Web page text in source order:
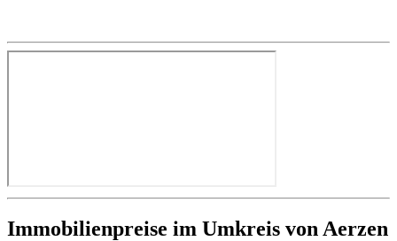
Immobilienpreise im Umkreis von Aerzen